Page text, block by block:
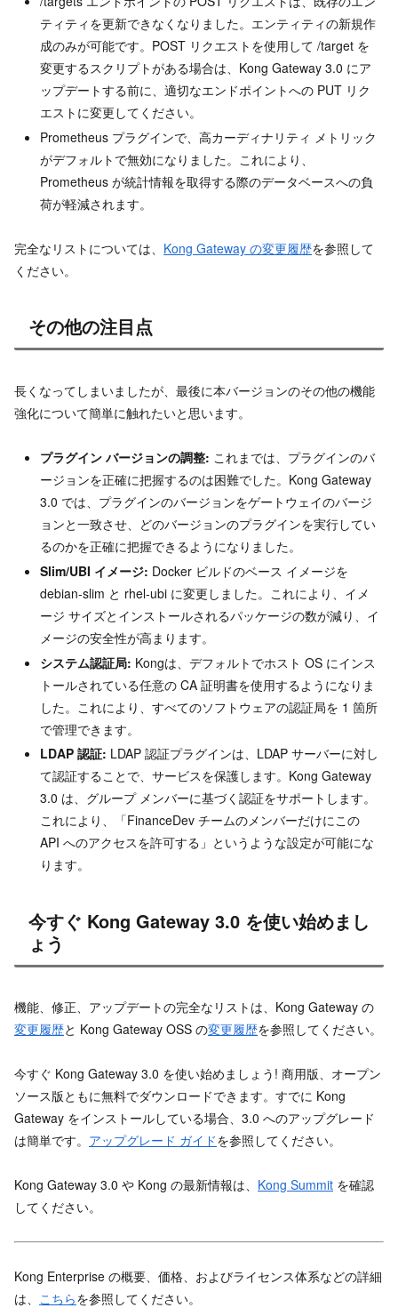
ティティを更新できなくなりました。エンティティの新規作
成のみが可能です。POST リクエストを使用して /target を
変更するスクリプトがある場合は、Kong Gateway 3.0 にア
ップデートする前に、適切なエンドポイントへの PUT リク
エストに変更してください。
Prometheus プラグインで、高カーディナリティ メトリック
がデフォルトで無効になりました。これにより、
Prometheus が統計情報を取得する際のデータベースへの負
荷が軽減されます。
完全なリストについては、 Kong Gateway の変更履歴を参照して
ください。
その他の注目点
長くなってしまいましたが、最後に本バージョンのその他の機能
強化について簡単に触れたいと思います。
プラグイン バージョンの調整: これまでは、プラグインのバ
ージョンを正確に把握するのは困難でした。Kong Gateway
3.0 では、プラグインのバージョンをゲートウェイのバージ
ョンと一致させ、どのバージョンのプラグインを実行してい
るのかを正確に把握できるようになりました。
Slim/UBI イメージ: Docker ビルドのベース イメージを
debian-slim と rhel-ubi に変更しました。これにより、イメ
ージ サイズとインストールされるパッケージの数が減り、イ
メージの安全性が高まります。
システム認証局: Kongは、デフォルトでホスト OS にインス
トールされている任意の CA 証明書を使用するようになりま
した。これにより、すべてのソフトウェアの認証局を 1 箇所
で管理できます。
LDAP 認証: LDAP 認証プラグインは、LDAP サーバーに対し
て認証することで、サービスを保護します。Kong Gateway
3.0 は、グループ メンバーに基づく認証をサポートします。
これにより、「FinanceDev チームのメンバーだけにこの
API へのアクセスを許可する」というような設定が可能にな
ります。
今すぐ Kong Gateway 3.0 を使い始めまし
ょう
機能、修正、アップデートの完全なリストは、Kong Gateway の
変更履歴と Kong Gateway OSS の変更履歴を参照してください。
今すぐ Kong Gateway 3.0 を使い始めましょう! 商用版、オープン
ソース版ともに無料でダウンロードできます。すでに Kong
Gateway をインストールしている場合、3.0 へのアップグレード
は簡単です。 アップグレード ガイドを参照してください。
Kong Gateway 3.0 や Kong の最新情報は、 Kong Summit を確認
してください。
Kong Enterprise の概要、価格、およびライセンス体系などの詳細
は、 こちらを参照してください。